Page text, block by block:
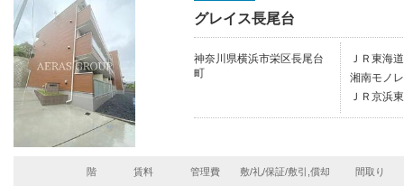
グレイス長尾台
神奈川県横浜市栄区長尾台
町
ＪＲ東海
湘南モノ
ＪＲ京浜
階 賃料 管理費 敷/礼/保証/敷引,償却 間取り